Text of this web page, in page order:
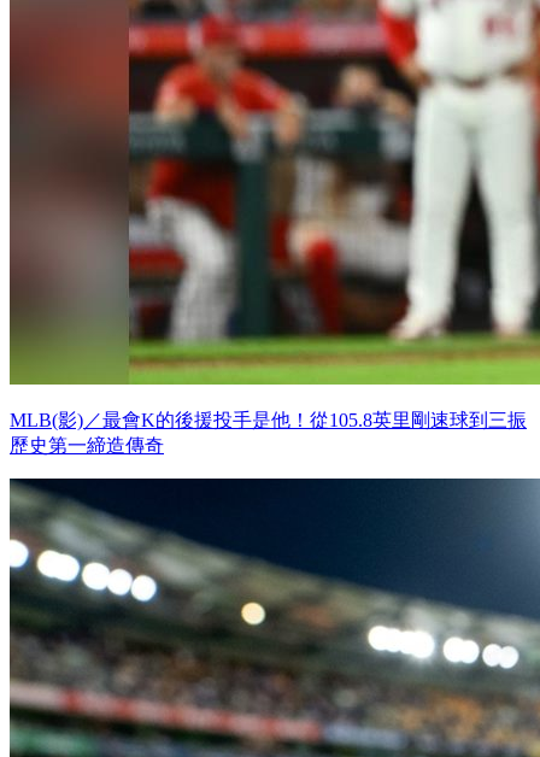
MLB(影)／最會K的後援投手是他！從105.8英里剛速球到三振
歷史第一締造傳奇